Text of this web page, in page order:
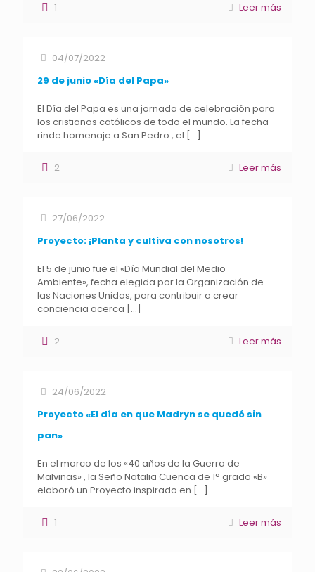
1 Leer más
04/07/2022
29 de junio «Día del Papa»
El Día del Papa es una jornada de celebración para
los cristianos católicos de todo el mundo. La fecha
rinde homenaje a San Pedro , el […]
2 Leer más
27/06/2022
Proyecto: ¡Planta y cultiva con nosotros!
El 5 de junio fue el «Día Mundial del Medio
Ambiente», fecha elegida por la Organización de
las Naciones Unidas, para contribuir a crear
conciencia acerca […]
2 Leer más
24/06/2022
Proyecto «El día en que Madryn se quedó sin
pan»
En el marco de los «40 años de la Guerra de
Malvinas» , la Seño Natalia Cuenca de 1° grado «B»
elaboró un Proyecto inspirado en […]
1 Leer más